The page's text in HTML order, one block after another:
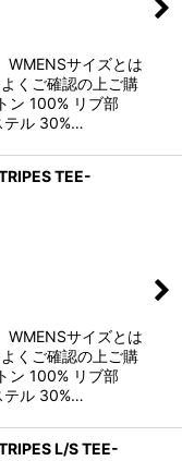
WMENSサイズとは
くご確認の上ご購
ン 100% リブ部
テル 30%…
TEE-
WMENSサイズとは
くご確認の上ご購
ン 100% リブ部
テル 30%…
L/S TEE-